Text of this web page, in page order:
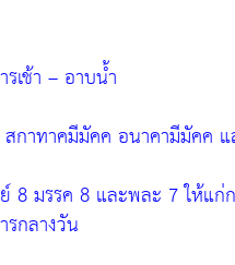
เช้า – อาบน้ำ
สกาทาคมีมัคค อนาคามีมัคค
8 มรรค 8 และพละ 7 ให้แก่
กลางวัน